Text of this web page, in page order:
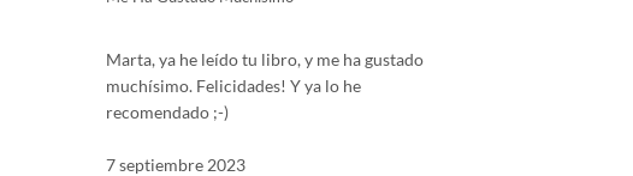
Marta, ya he leído tu libro, y me ha gustado
muchísimo. Felicidades! Y ya lo he
recomendado ;-)
7 septiembre 2023